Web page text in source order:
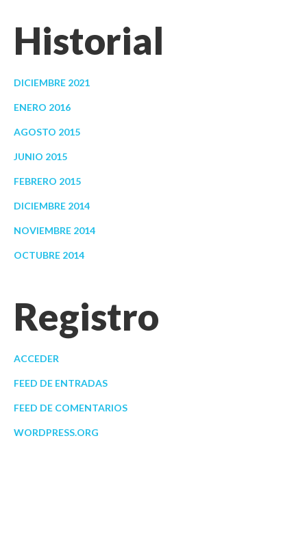
Historial
DICIEMBRE 2021
ENERO 2016
AGOSTO 2015
JUNIO 2015
FEBRERO 2015
DICIEMBRE 2014
NOVIEMBRE 2014
OCTUBRE 2014
Registro
ACCEDER
FEED DE ENTRADAS
FEED DE COMENTARIOS
WORDPRESS.ORG